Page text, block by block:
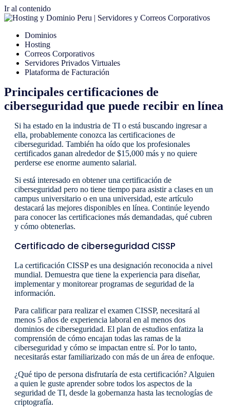
Ir al contenido
Dominios
Hosting
Correos Corporativos
Servidores Privados Virtuales
Plataforma de Facturación
Principales certificaciones de
ciberseguridad que puede recibir en línea
Si ha estado en la industria de TI o está buscando ingresar a
ella, probablemente conozca las certificaciones de
ciberseguridad. También ha oído que los profesionales
certificados ganan alrededor de $15,000 más y no quiere
perderse ese enorme aumento salarial.
Si está interesado en obtener una certificación de
ciberseguridad pero no tiene tiempo para asistir a clases en un
campus universitario o en una universidad, este artículo
destacará las mejores disponibles en línea. Continúe leyendo
para conocer las certificaciones más demandadas, qué cubren
y cómo obtenerlas.
Certificado de ciberseguridad CISSP
La certificación CISSP es una designación reconocida a nivel
mundial. Demuestra que tiene la experiencia para diseñar,
implementar y monitorear programas de seguridad de la
información.
Para calificar para realizar el examen CISSP, necesitará al
menos 5 años de experiencia laboral en al menos dos
dominios de ciberseguridad. El plan de estudios enfatiza la
comprensión de cómo encajan todas las ramas de la
ciberseguridad y cómo se impactan entre sí. Por lo tanto,
necesitarás estar familiarizado con más de un área de enfoque.
¿Qué tipo de persona disfrutaría de esta certificación? Alguien
a quien le guste aprender sobre todos los aspectos de la
seguridad de TI, desde la gobernanza hasta las tecnologías de
criptografía.